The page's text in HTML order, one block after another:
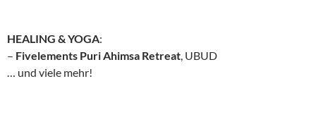
HEALING & YOGA:
– Fivelements Puri Ahimsa Retreat, UBUD
… und viele mehr!